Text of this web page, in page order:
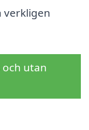
verkligen
utan